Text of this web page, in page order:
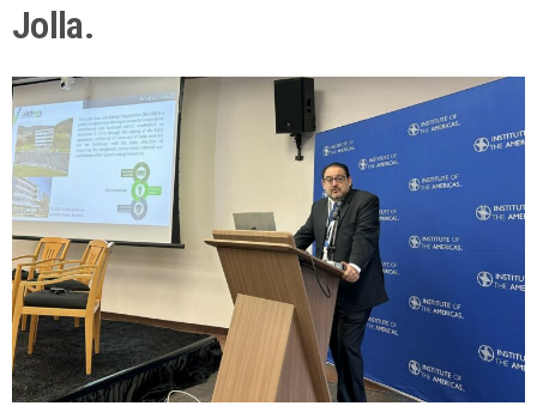
Jolla.